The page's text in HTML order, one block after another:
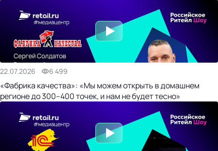
22.07.2026 6 499
«Фабрика качества»: «Мы можем открыть в домашнем
регионе до 300–400 точек, и нам не будет тесно»